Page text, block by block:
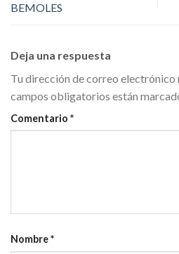
BEMOLES
Deja una respuesta
Tu dirección de correo electrónico
campos obligatorios están
Comentario *
Nombre*